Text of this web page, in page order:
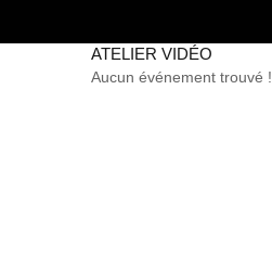
ATELIER VIDÉO
Aucun événement trouvé !